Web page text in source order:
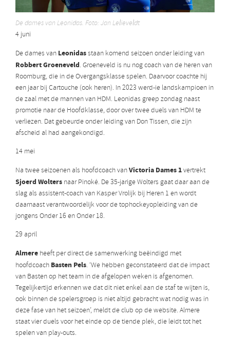
De dames van Leonidas. Foto: Jan Lelieveldt
4 juni
De dames van Leonidasstaan komend seizoen onder leiding van
Robbert Groeneveld. Groeneveld is nu nog coach van de heren van
Roomburg, die in de Overgangsklasse spelen. Daarvoor coachte hij
een jaar bij Cartouche (ook heren). In 2023 werd-ie landskampioen in
de zaal met de mannen van HDM. Leonidas greep zondag naast
promotie naar de Hoofdklasse, door over twee duels van HDM te
verliezen. Dat gebeurde onder leiding van Don Tissen, die zijn
afscheid al had aangekondigd.
14 mei
Na twee seizoenen als hoofdcoach vanVictoria Dames 1vertrekt
Sjoerd Wolters naar Pinoké. De 35-jarige Wolters gaat daar aan de
slag als assistent-coach van Kasper Vrolijk bij Heren 1 en wordt
daarnaast verantwoordelijk voor de tophockeyopleiding van de
jongens Onder 16 en Onder 18.
29 april
Almere heeft per direct de samenwerking beëindigd met
hoofdcoach Basten Pels. ‘We hebben geconstateerd dat de impact
van Basten op het team in de afgelopen weken is afgenomen.
Tegelijkertijd erkennen we dat dit niet enkel aan de staf te wijten is,
ook binnen de spelersgroep is niet altijd gebracht wat nodig was in
deze fase van het seizoen’, meldt de club op de website. Almere
staat vier duels voor het einde op de tiende plek, die leidt tot het
spelen van play-outs.